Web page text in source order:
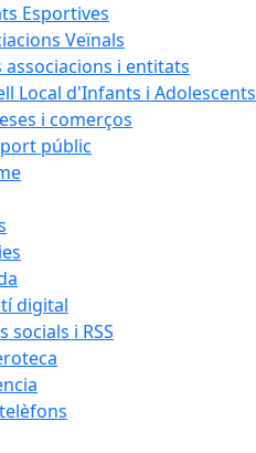
Esportives
Veïnals
associacions i entitats
Local d'Infants i Adolescents
i comerços
públic
digital
socials i RSS